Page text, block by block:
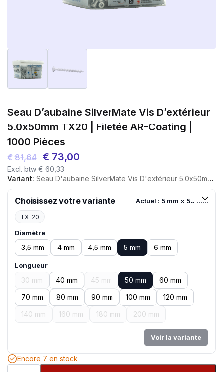
Seau D’aubaine SilverMate Vis D’extérieur
5.0x50mm TX20 | Filetée AR-Coating |
1000 Pièces
€81,64 Le
prix
initial
était :
€ 81,64.
€ 73,00
actuel
est :
Excl. btw € 60,33
Variant: Seau D'aubaine SilverMate Vis D'extérieur 5.0x50mm TX20 | Filetée AR-Coating | 1000 Pièces
Choisissez votre variante Actuel : 5 mm × 50 mm
TX-20
Diamètre
3,5 mm 4 mm 4,5 mm 5 mm 6 mm
Longueur
30 mm 40 mm 45 mm 50 mm
60 mm
70 mm
80 mm 90 mm 100 mm
120 mm
140 mm
160 mm 180 mm 200 mm
Voir la variante
Encore 7 en stock